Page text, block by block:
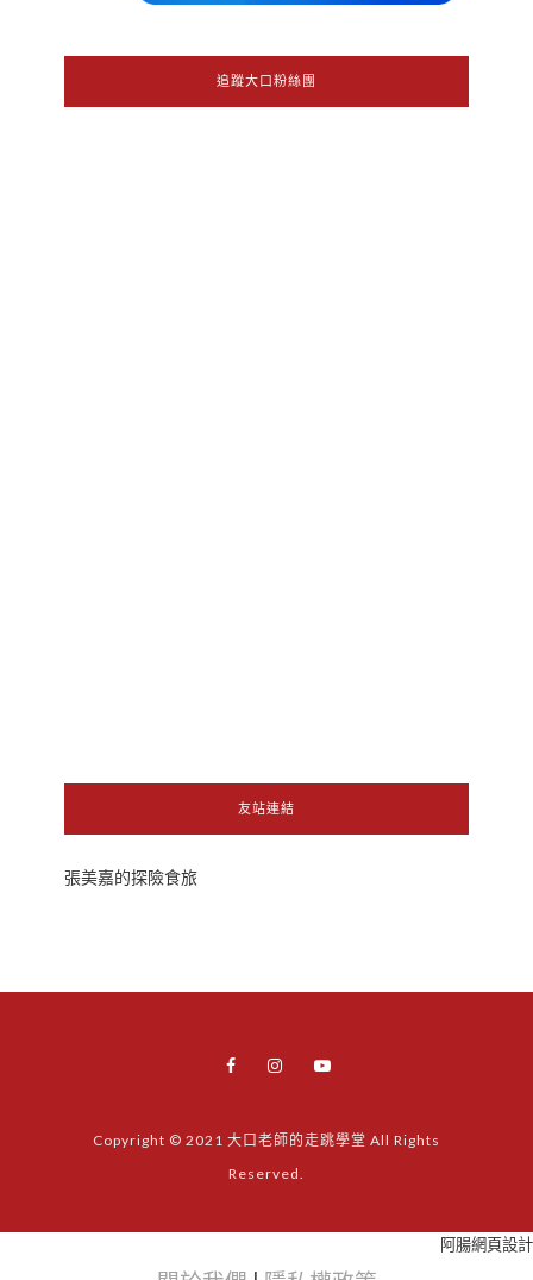
追蹤大口粉絲團
友站連結
張美嘉的探險食旅
Copyright © 2021 大口老師的走跳學堂 All Rights
Reserved.
阿腸網頁設計